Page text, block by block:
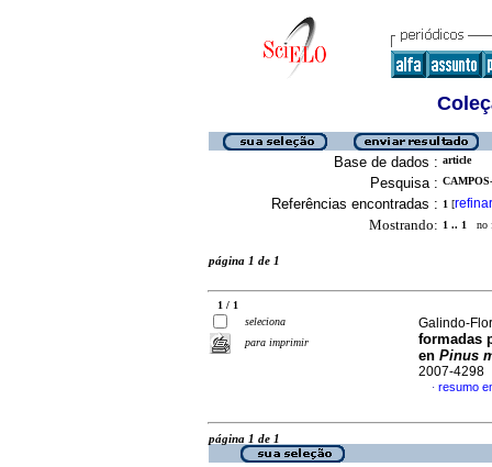
Base de dados : article
Pesquisa :
Referências encontradas : 1 [refinar
Mostrando: 1 .. 1 no
página 1 de 1
1 / 1
seleciona
para imprimir
Galindo-
formadas
en Pinus
2007-4298
· resumo
página 1 de 1